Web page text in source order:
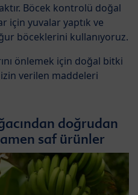
Böcek kontrolü doğal
için yuvalar yaptık ve
böceklerini kullanıyoruz.
önlemek için doğal bitki
verilen maddeleri
doğrudan
saf ürünler